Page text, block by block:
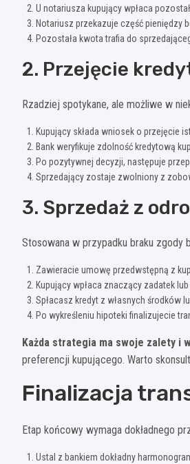
U notariusza kupujący wpłaca
Notariusz przekazuje część pieniędzy
Pozostała kwota trafia do
2. Przejęcie
Rzadziej spotykane, ale możliwe w
Kupujący składa wniosek o przejęcie
Bank weryfikuje zdolność kredytową
Po pozytywnej decyzji, następuje
Sprzedający zostaje zwolniony z
3. Sprzedaż z
Stosowana w przypadku braku zgody
Zawieracie umowę przedwstępną z
Kupujący wpłaca znaczący zadatek lub
Spłacasz kredyt z własnych środków
Po wykreśleniu hipoteki finalizujecie
Każda strategia ma swoje zalety i
preferencji kupującego. Warto
Finalizacja
Etap końcowy wymaga dokładnego
Ustal z bankiem dokładny